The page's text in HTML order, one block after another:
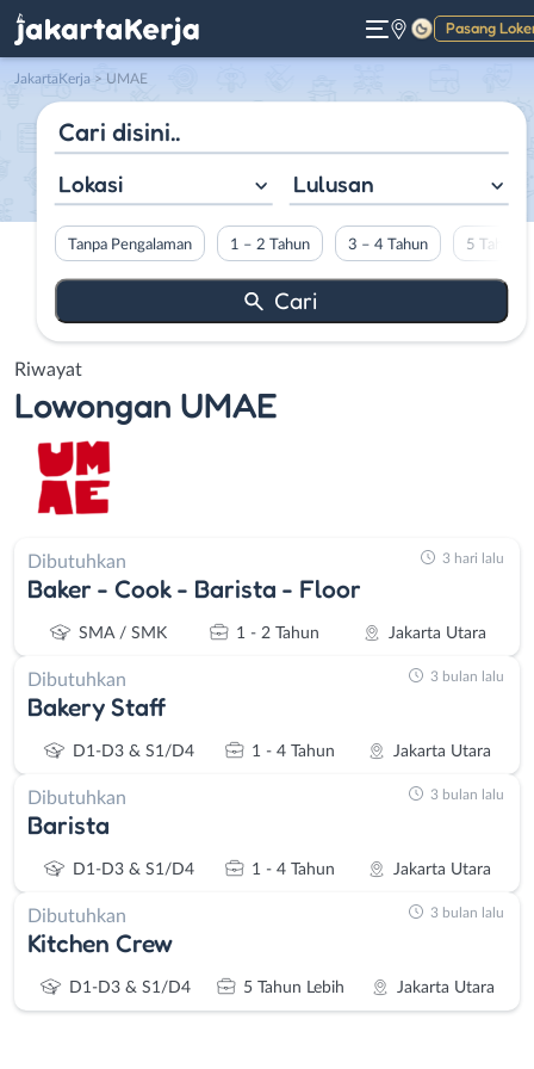
Pasang
Gelap
JakartaKerja > UMAE
Lokasi Lulusan
Tanpa Pengalaman 1 – 2 Tahun 3 – 4 Tahun 5 Tahun
Riwayat
Lowongan UMAE
Dibutuhkan
Baker - Cook - Barista - Floor
SMA / SMK 1 - 2 Tahun Jakarta Utara
3 hari lalu
Dibutuhkan
Bakery Staff
D1-D3 & S1/D4 1 - 4 Tahun Jakarta Utara
3 bulan lalu
Dibutuhkan
Barista
D1-D3 & S1/D4 1 - 4 Tahun Jakarta Utara
3 bulan lalu
Dibutuhkan
Kitchen Crew
D1-D3 & S1/D4 5 Tahun Lebih Jakarta Utara
3 bulan lalu